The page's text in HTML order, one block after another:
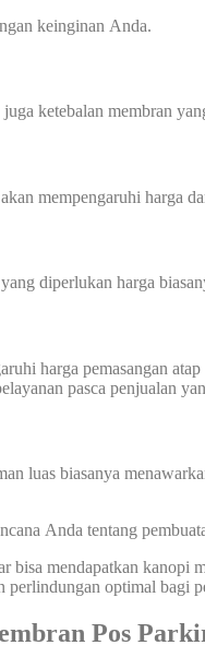
keinginan Anda.
ketebalan membran
mempengaruhi harga
diperlukan harga
harga pemasangan
pasca penjualan
luas biasanya
Anda tentang
bisa mendapatkan
perlindungan optimal bagi
Pos